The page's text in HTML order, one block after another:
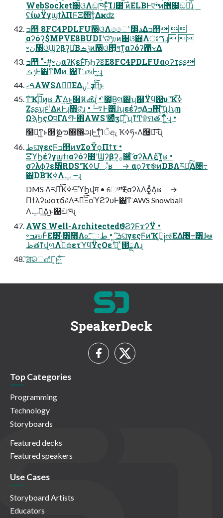
WebSocket઀ଓΛඞཁͱ͍ͯͨͨ͠Ίɺ౰࣌ ͷELBͰएׯͷ޻෉͕ඞཁͩͬͨɻ
ʢίωΫγϣϯλΠϜΞ΢τ͕͋Δҝʣ
ߏ੒ 8FC4PDLFU઀ଓΛෛՙ෼ࢄ͢Δߏ੒ 
֤αʔόʔ͕$MPVE8BUDIʹରͯ͠ݱঢ়ͷ઀ଓ਺Λਃࠂɻ 
৽ن઀ଓϢʔβʔ͕དྷͨΒݱࡏͷ઀ଓ਺͕গͳ͍αʔόʔ΁ৼΔ
ߏ੒ "-#͕৽نαʔϏεͱͯ͠ϦϦʔε͞Ε8FC4PDLFUαϙʔτʂʂ
ݱࡏͰ͸ͳΜͷۤ΋ͳ͘ߏஙͰ͖·͢ɻ
ࠓޙAWSΛಋೖ͞ΕΔࡍʹ ҙ͍ࣝͨ͜͠ͱ
ͳͥҠߦ͍ͨ͠ͷ͔ʁ Λ໌֬ʹ͢Δ͜ͱ͕੒ޭͷൿ݃ɻ • ̑೥͙Β͍લ͸ʮࣾ௕͕Ϋϥ΢υʹҠߦ͠
Ζʂʂʯͱݴ͍ͬͯΔͷͰɻ΋ଟ͔ͬͨɻ • ࠷ۙͰ͸ɺʮεέʔϧ͢Δߏ੒ʹ͍ͨ͠ʯɺʮη
ΩϡϦςΟपΓΛগ͠Ͱ΋AWSʹ೚ͤͯӡ༻͠ ͍ͨʯͳͲ۩ମతʹͳ͖͍ͬͯͯ·͢ɻ •
໨త͕ͳ͍ͱ੒ޭࣦഊ΋൑அͰ͖ͳ͍ͨΊੋඇ Ҡߦཧ༝Λ੔ཧ͠·͠ΐ͏ɻ
طଘγεςϜߏ੒ͷνΣοΫϙΠϯτ •
ΞϓϦέʔγϣϯɾαʔόʔ಺ʹϢʔβʔ͕࡞੒ͨ͠ σʔλΛอ͍࣋ͯ͠ͳ͍͔ʁ •
σʔλϕʔε͸RDSʹҠߦՄೳ͔ʁ → αϙʔτ֎ͷDBΛར༻͍ͯ͠Δ৔߹
͸DBҠߦΛݕ ౼ɻ
DMS Λར༻ͯ͠ҠߦʴΞϓϦվम • େ༰ྔͳσʔλΛѻ͍ͬͯΔ͔ʁ →
ΠϯλʔωοτճઢΛར༻ͨ͠ΞοϓϩʔυͰ͸ͳ͘ AWS Snowball
Λݕ౼͢Δ͜ͱ΋ඞཁɻ
AWS Well-ArchitectedϑϨʔϜϫʔΫ •
৽نߏஙͰ͋Ε͹·ͣ͸໨Λ௨ͯ͠ઃܭͨ͠ ͍ • طଘγεςϜͷҠߦ͕༏ઌ͞ΕΔ৔߹͸ɺఆ
ظతͳվળΛߦͬͯϕετϓϥΫςΟεʹدͤ ͍ͯ͘౒ྗΛɻ
͝ਗ਼ௌ͋Γ͕ͱ͏͍͟͝·ͨ͠
SpeakerDeck
Top Categories
Programming
Technology
Storyboards
Featured decks
Featured speakers
Use Cases
Storyboard Artists
Educators